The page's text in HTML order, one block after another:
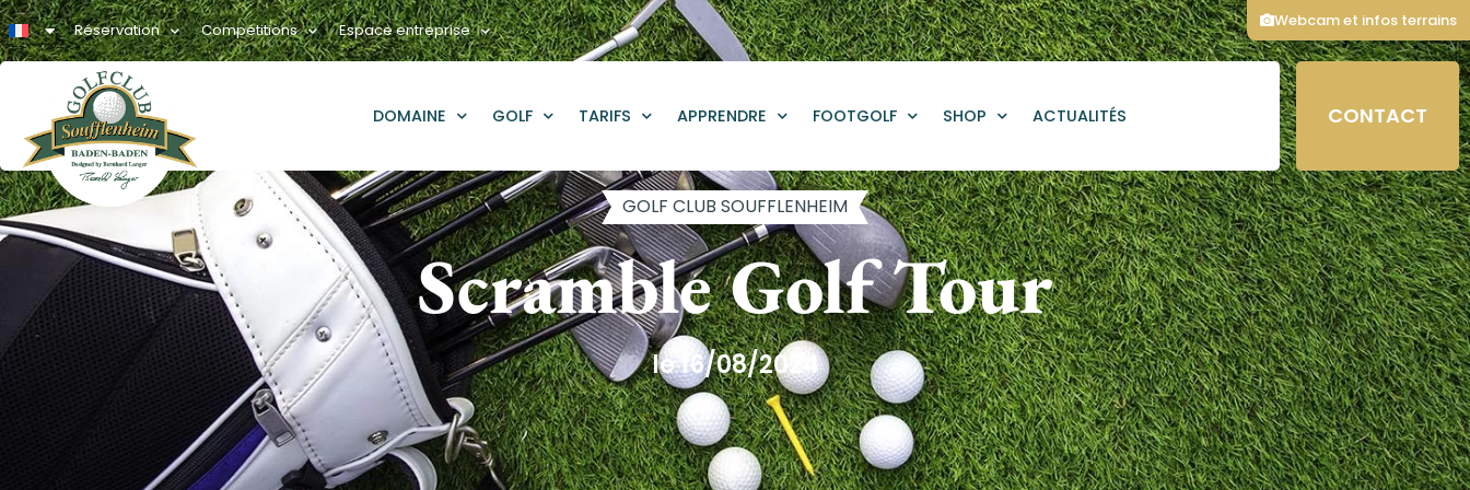
Réservation Compétitions Espace entreprise
DOMAINE GOLF TARIFS APPRENDRE FOOTGOLF SHOP ACTUALITÉS CONTACT
GOLF CLUB SOUFFLENHEIM
Scramble Golf Tour
le 16/08/2024
Webcam et infos terrains